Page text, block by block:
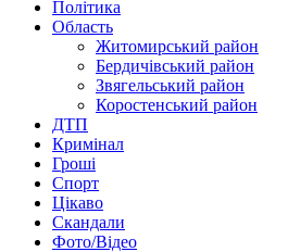
Політика
Область
Житомирський район
Бердичівський район
Звягельський район
Коростенський район
ДТП
Кримінал
Гроші
Спорт
Цікаво
Скандали
Фото/Відео